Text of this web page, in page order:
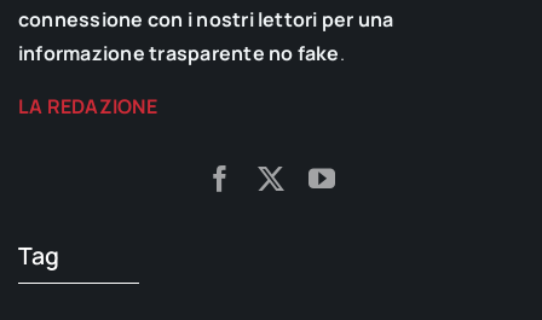
connessione con i nostri lettori per una
informazione trasparente no fake.
LA REDAZIONE
Tag